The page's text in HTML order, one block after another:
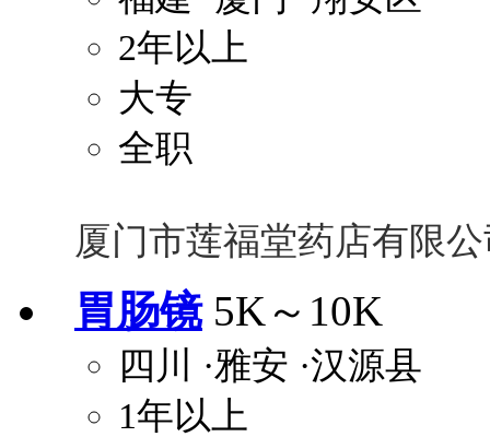
2年以上
大专
全职
厦门市莲福堂药店有限
胃肠镜 5K～10K
四川 ·雅安 ·汉源县
1年以上